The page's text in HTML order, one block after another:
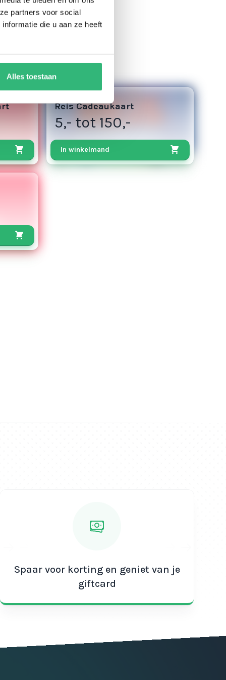
partners voor social
die u aan ze heeft
Alles toestaan
3
Reis Cadeaukaart
5,- tot 150,-
In winkelmand
Spaar voor korting en geniet van je
giftcard